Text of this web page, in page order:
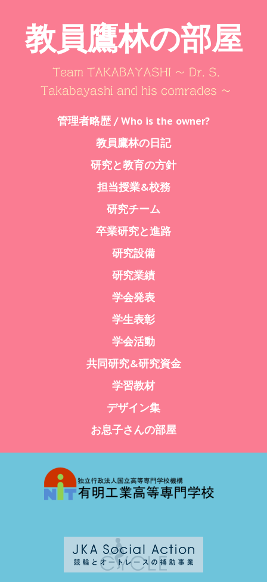
教員鷹林の部屋
Team TAKABAYASHI ～ Dr. S.
Takabayashi and his comrades ～
管理者略歴 / Who is the owner?
教員鷹林の日記
研究と教育の方針
担当授業&校務
研究チーム
卒業研究と進路
研究設備
研究業績
学会発表
学生表彰
学会活動
共同研究&研究資金
学習教材
デザイン集
お息子さんの部屋